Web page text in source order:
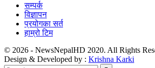
सम्पर्क
विज्ञापन
प्रयोगका सर्त
हाम्रो टिम
© 2026 - NewsNepalHD 2020. All Rights
Design & Developed by : Krishna Karki